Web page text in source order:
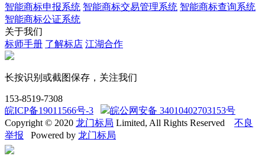
智能商标申报系统 智能商标交易管理系统 智能商标查询系统
智能商标公证系统
关于我们
标师手册 了解标店 江湖合作
长按识别或截图保存，关注我们
153-8519-7308
皖ICP备19011566号-3
皖公网安备 34010402703153号
Copyright © 2020 龙门标局 Limited, All Rights Reserved 不良
举报 Powered by 龙门标局